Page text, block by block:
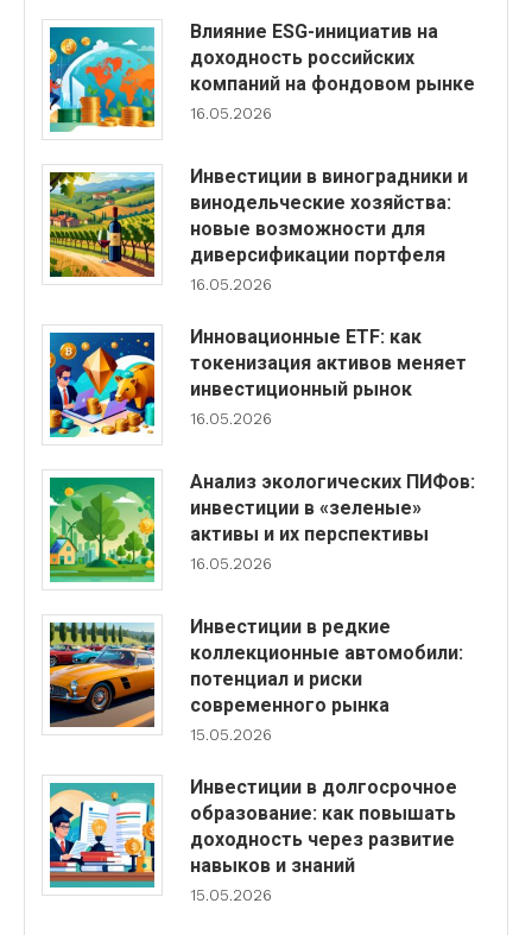
Влияние ESG-инициатив на
доходность российских
компаний на фондовом рынке
16.05.2026
Инвестиции в виноградники и
винодельческие хозяйства:
новые возможности для
диверсификации портфеля
16.05.2026
Инновационные ETF: как
токенизация активов меняет
инвестиционный рынок
16.05.2026
Анализ экологических ПИФов:
инвестиции в «зеленые»
активы и их перспективы
16.05.2026
Инвестиции в редкие
коллекционные автомобили:
потенциал и риски
современного рынка
15.05.2026
Инвестиции в долгосрочное
образование: как повышать
доходность через развитие
навыков и знаний
15.05.2026